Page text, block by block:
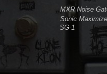
MXR Noise
Sonic
SG-1